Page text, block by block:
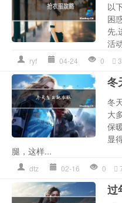
以
困
先,
活
ryf 04-24 0
冬
冬
大
保
显
腿，这样...
dtz 02-16 0
过